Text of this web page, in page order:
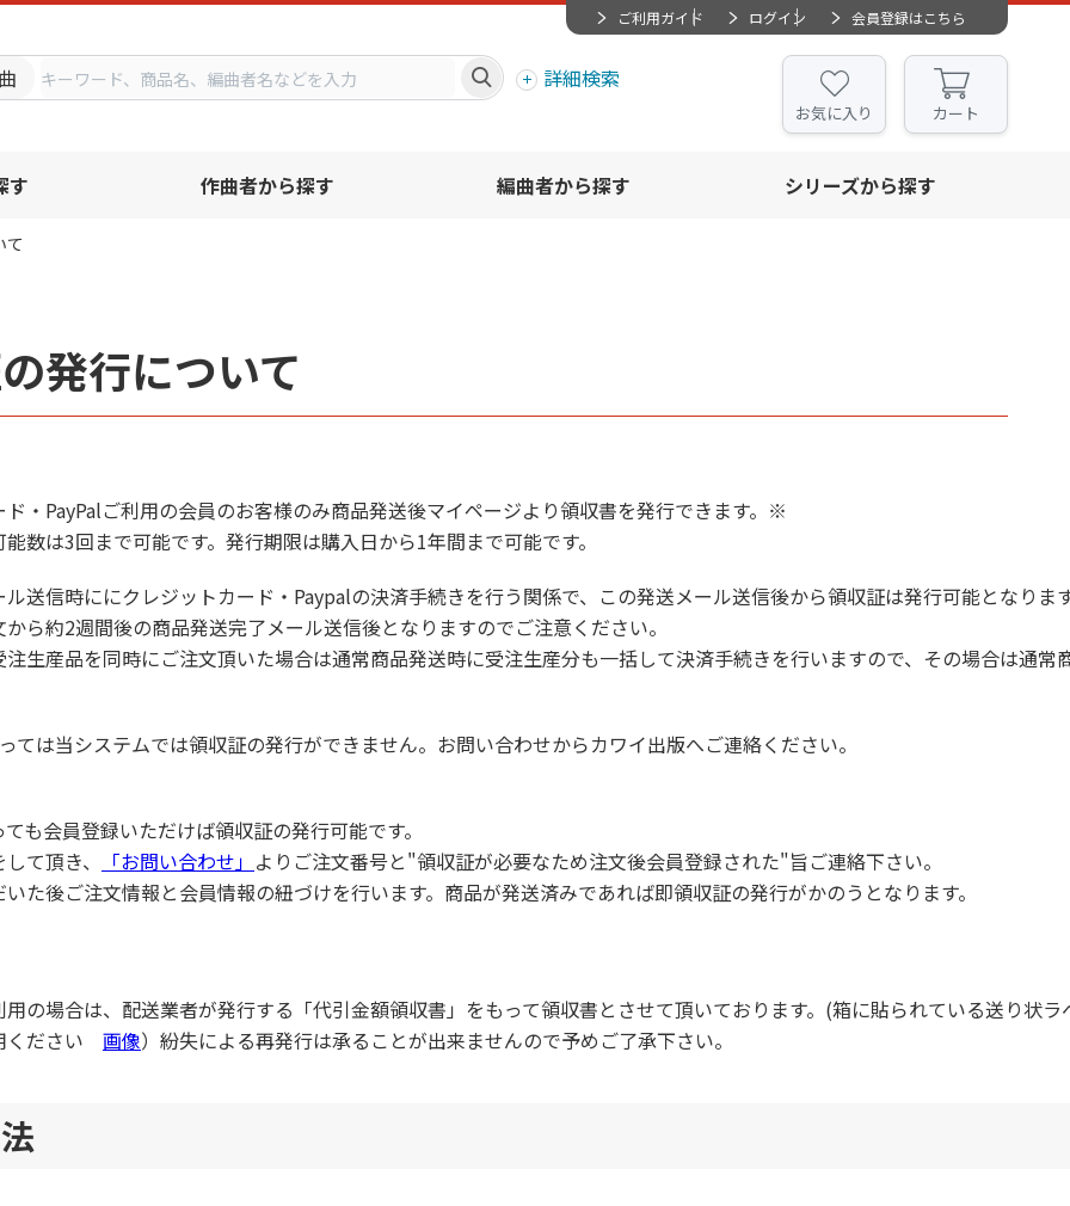
ご利用ガイド ログイン 会員登録はこちら
詳細検索
お気に入り カート
す 作曲者から探す 編曲者から探す シリーズから探す
て
発行について
・PayPalご利用の会員のお客様のみ商品発送後マイページより領収書を発行できます。※
数は3回まで可能です。発行期限は購入日から1年間まで可能です。
送信時ににクレジットカード・Paypalの決済手続きを行う関係で、この発送メール送信後から領収証は発行可能となりま
ら約2週間後の商品発送完了メール送信後となりますのでご注意ください。
生産品を同時にご注文頂いた場合は通常商品発送時に受注生産分も一括して決済手続きを行いますので、その場合は通常
ては当システムでは領収証の発行ができません。お問い合わせからカワイ出版へご連絡ください。
も会員登録いただけば領収証の発行可能です。
て頂き、
「お問い合わせ」 よりご注文番号と"領収証が必要なため注文後会員登録された"旨ご連絡下さい。
た後ご注文情報と会員情報の紐づけを行います。商品が発送済みであれば即領収証の発行がかのうとなります。
の場合は、配送業者が発行する「代引金額領収書」をもって領収書とさせて頂いております。(箱に貼られている送り状
ください 画像）紛失による再発行は承ることが出来ませんので予めご了承下さい。